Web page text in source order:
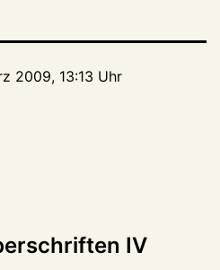
2009, 13:13 Uhr
IV